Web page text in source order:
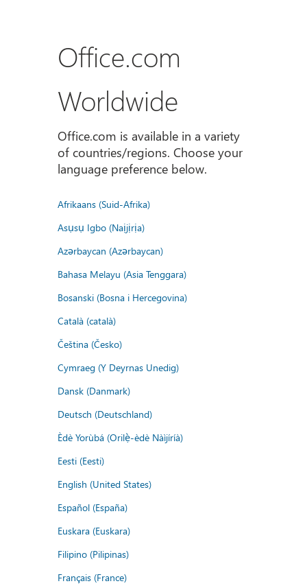
Office.com
Worldwide
Office.com is available in a variety
of countries/regions. Choose your
language preference below.
Afrikaans (Suid-Afrika)
Asụsụ Igbo (Naịjịrịa)
Azərbaycan (Azərbaycan)
Bahasa Melayu (Asia Tenggara)
Bosanski (Bosna i Hercegovina)
Català (català)
Čeština (Česko)
Cymraeg (Y Deyrnas Unedig)
Dansk (Danmark)
Deutsch (Deutschland)
Èdè Yorùbá (Orilẹ̀-èdè Nàìjíríà)
Eesti (Eesti)
English (United States)
Español (España)
Euskara (Euskara)
Filipino (Pilipinas)
Français (France)